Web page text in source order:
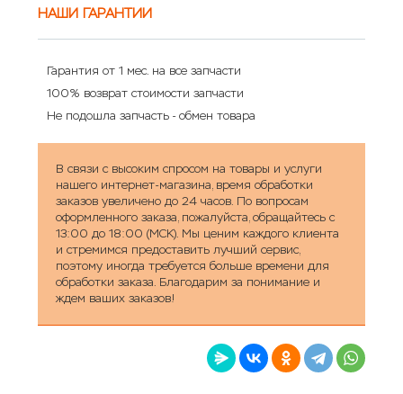
НАШИ ГАРАНТИИ
Гарантия от 1 мес. на все запчасти
100% возврат стоимости запчасти
Не подошла запчасть - обмен товара
В связи с высоким спросом на товары и услуги
нашего интернет-магазина, время обработки
заказов увеличено до 24 часов. По вопросам
оформленного заказа, пожалуйста, обращайтесь с
13:00 до 18:00 (МСК). Мы ценим каждого клиента
и стремимся предоставить лучший сервис,
поэтому иногда требуется больше времени для
обработки заказа. Благодарим за понимание и
ждем ваших заказов!